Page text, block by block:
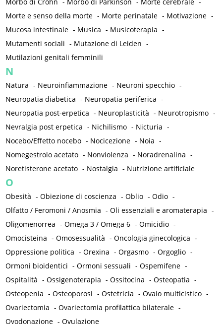
Morbo di Crohn - Morbo di Parkinson - Morte cerebrale -
Morte e senso della morte - Morte perinatale - Motivazione -
Mucosa intestinale - Musica - Musicoterapia -
Mutamenti sociali - Mutazione di Leiden -
Mutilazioni genitali femminili
N
Natura - Neuroinfiammazione - Neuroni specchio -
Neuropatia diabetica - Neuropatia periferica -
Neuropatia post-erpetica - Neuroplasticità - Neurotropismo -
Nevralgia post erpetica - Nichilismo - Nicturia -
Nocebo/Effetto nocebo - Nocicezione - Noia -
Nomegestrolo acetato - Nonviolenza - Noradrenalina -
Noretisterone acetato - Nostalgia - Nutrizione artificiale
O
Obesità -Obiezione di coscienza -Oblio -Odio -
Olfatto / Feromoni / Anosmia -Oli essenziali e aromaterapia -
Oligomenorrea -Omega 3 / Omega 6 -Omicidio -
Omocisteina -Omosessualità -Oncologia ginecologica -
Oppressione politica -Orexina -Orgasmo -Orgoglio -
Ormoni bioidentici -Ormoni sessuali -Ospemifene -
Ospitalità -Ossigenoterapia -Ossitocina -Osteopatia -
Osteopenia -Osteoporosi -Ostetricia -Ovaio multicistico -
Ovariectomia -Ovariectomia profilattica bilaterale -
Ovodonazione -Ovulazione